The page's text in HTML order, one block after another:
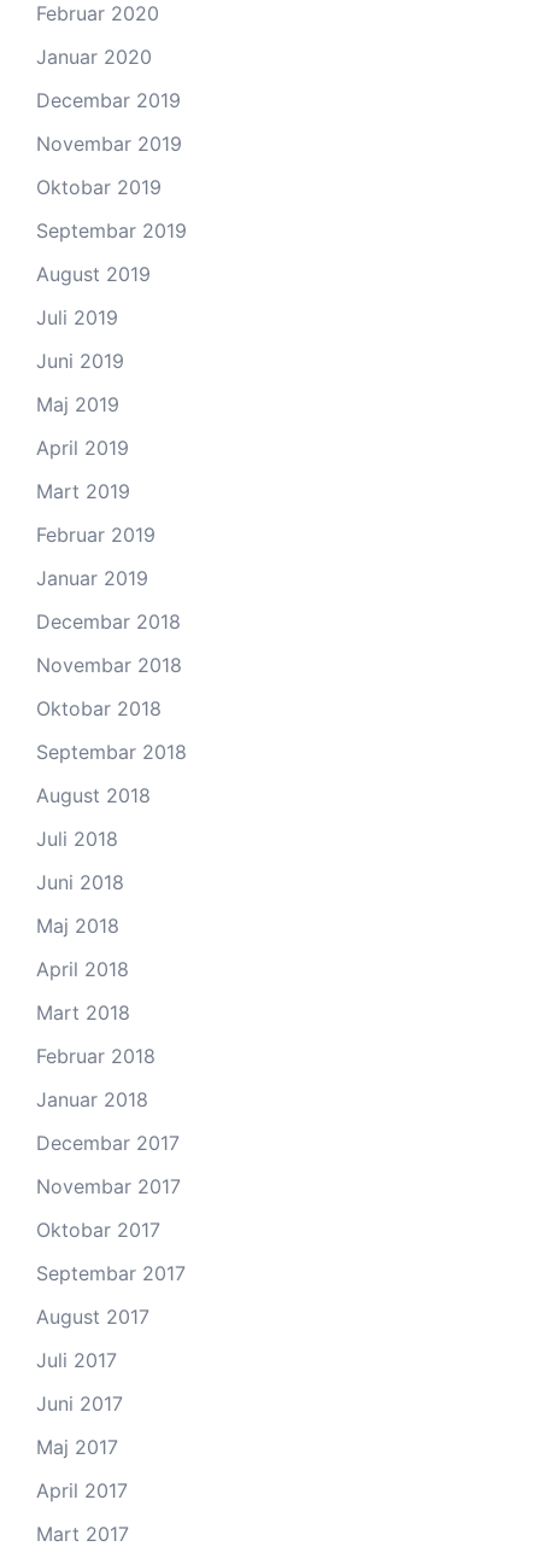
Februar 2020
Januar 2020
Decembar 2019
Novembar 2019
Oktobar 2019
Septembar 2019
August 2019
Juli 2019
Juni 2019
Maj 2019
April 2019
Mart 2019
Februar 2019
Januar 2019
Decembar 2018
Novembar 2018
Oktobar 2018
Septembar 2018
August 2018
Juli 2018
Juni 2018
Maj 2018
April 2018
Mart 2018
Februar 2018
Januar 2018
Decembar 2017
Novembar 2017
Oktobar 2017
Septembar 2017
August 2017
Juli 2017
Juni 2017
Maj 2017
April 2017
Mart 2017